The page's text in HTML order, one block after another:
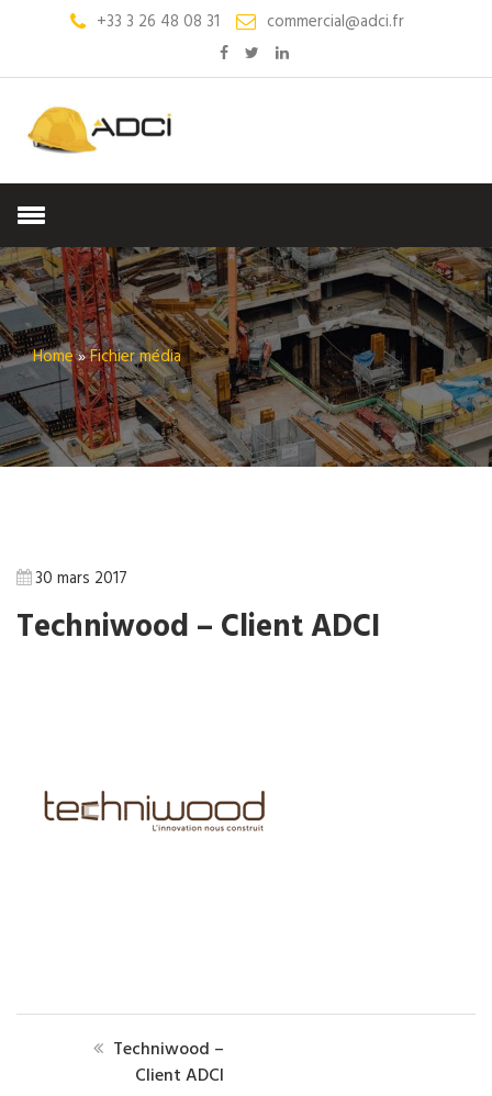
+33 3 26 48 08 31 commercial@adci.fr
Home»Fichier média
30 mars 2017
Techniwood – Client ADCI
Techniwood –
Client ADCI